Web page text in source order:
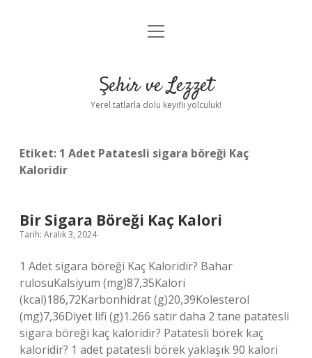
Anasayfa
Yasal Uyarı
menüyü
Şehir ve Lezzet
Yerel tatlarla dolu keyifli yolculuk!
Etiket: 1 Adet Patatesli sigara böreği Kaç
Kaloridir
Bir Sigara Böreği Kaç Kalori
Tarih: Aralık 3, 2024
1 Adet sigara böreği Kaç Kaloridir? Bahar
rulosuKalsiyum (mg)87,35Kalori
(kcal)186,72Karbonhidrat (g)20,39Kolesterol
(mg)7,36Diyet lifi (g)1.266 satır daha 2 tane patatesli
sigara böreği kaç kaloridir? Patatesli börek kaç
kaloridir? 1 adet patatesli börek yaklaşık 90 kalori